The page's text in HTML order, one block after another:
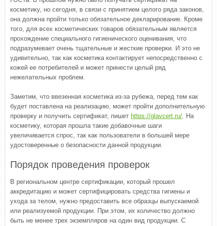
косметику, но сегодня, в связи с принятием целого ряда законов,
она должна пройти только обязательное декларирование. Кроме
того, для всех косметических товаров обязательным является
прохождение специального гигиенического оценивания, что
подразумевает очень тщательные и жесткие проверки. И это не
удивительно, так как косметика контактирует непосредственно с
кожей ее потребителей и может принести целый ряд
нежелательных проблем.
Заметим, что ввезенная косметика из-за рубежа, перед тем как
будет поставлена на реализацию, может пройти дополнительную
проверку и получить сертификат, пишет https://glavcert.ru/. На
косметику, которая прошла такие добавочные шаги
увеличивается спрос, так как пользователи в большей мере
удостоверенные о безопасности данной продукции.
Порядок проведения проверок
В региональном центре сертификации, который прошел
аккредитацию и может сертифицировать средства гигиены и
ухода за телом, нужно предоставить все образцы выпускаемой
или реализуемой продукции. При этом, их количество должно
быть не менее трех экземпляров на один вид продукции. С